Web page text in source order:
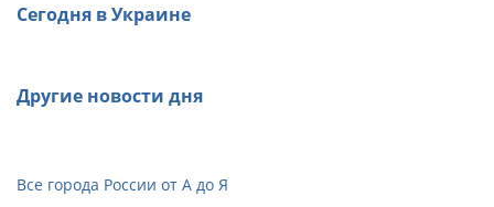
Сегодня в Украине
Другие новости дня
Все города России от А до Я